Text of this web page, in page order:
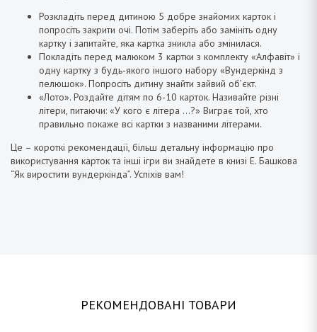
Розкладіть перед дитиною 5 добре знайомих карток і
попросіть закрити очі. Потім заберіть або замініть одну
картку і запитайте, яка картка зникла або змінилася.
Покладіть перед малюком 3 картки з комплекту «Алфавіт» і
одну картку з будь-якого іншого набору «Вундеркінд з
пелюшок». Попросіть дитину знайти зайвий об’єкт.
«Лото». Роздайте дітям по 6-10 карток. Називайте різні
літери, питаючи: «У кого є літера …?» Виграє той, хто
правильно покаже всі картки з названими літерами.
Це – короткі рекомендації, більш детальну інформацію про
використування карток та інші ігри ви знайдете в книзі Е. Башкова
“Як виростити вундеркінда”. Успіхів вам!
РЕКОМЕНДОВАНІ ТОВАРИ